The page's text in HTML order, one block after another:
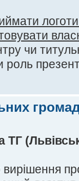
чи
роль
ТГ